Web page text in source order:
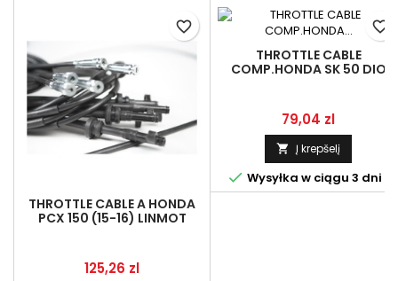
THROTTLE CABLE A HONDA
PCX 150 (15-16) LINMOT
Kaina
125,26 zl
favorite_border
THROTTLE CABLE
COMP.HONDA SK 50 DIO
Kaina
79,04 zl
 Į krepšelį
 Wysyłka w ciągu 3 dni
favorite_border